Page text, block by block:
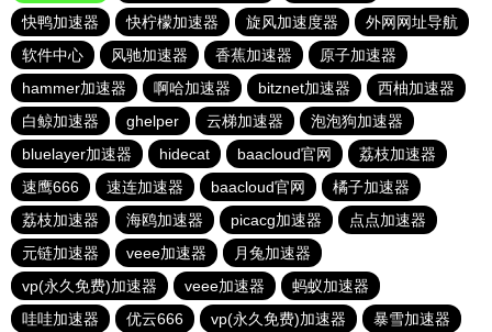
快鸭加速器
快柠檬加速器 旋风加速度器
外网网址导航
软件中心
风驰加速器 香蕉加速器
原子加速器
hammer加速器
啊哈加速器 bitznet加速器
西柚加速器
白鲸加速器
ghelper 云梯加速器
泡泡狗加速器
bluelayer加速器
hidecat baacloud官网
荔枝加速器
速鹰666
速连加速器 baacloud官网
橘子加速器
荔枝加速器
海鸥加速器 picacg加速器
点点加速器
元链加速器
veee加速器
月兔加速器
vp(永久免费)加速器
veee加速器
蚂蚁加速器
哇哇加速器
优云666 vp(永久免费)加速器 暴雪加速器